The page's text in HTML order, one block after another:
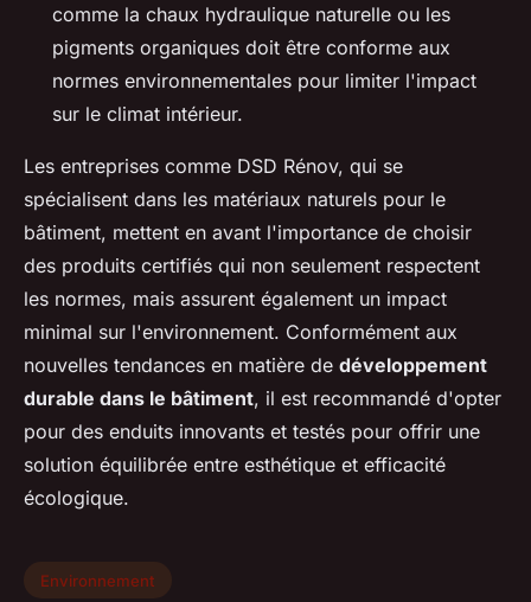
comme la chaux hydraulique naturelle ou les
pigments organiques doit être conforme aux
normes environnementales pour limiter l'impact
sur le climat intérieur.
Les entreprises comme DSD Rénov, qui se
spécialisent dans les matériaux naturels pour le
bâtiment, mettent en avant l'importance de choisir
des produits certifiés qui non seulement respectent
les normes, mais assurent également un impact
minimal sur l'environnement. Conformément aux
nouvelles tendances en matière de développement
durable dans le bâtiment, il est recommandé d'opter
pour des enduits innovants et testés pour offrir une
solution équilibrée entre esthétique et efficacité
écologique.
Environnement